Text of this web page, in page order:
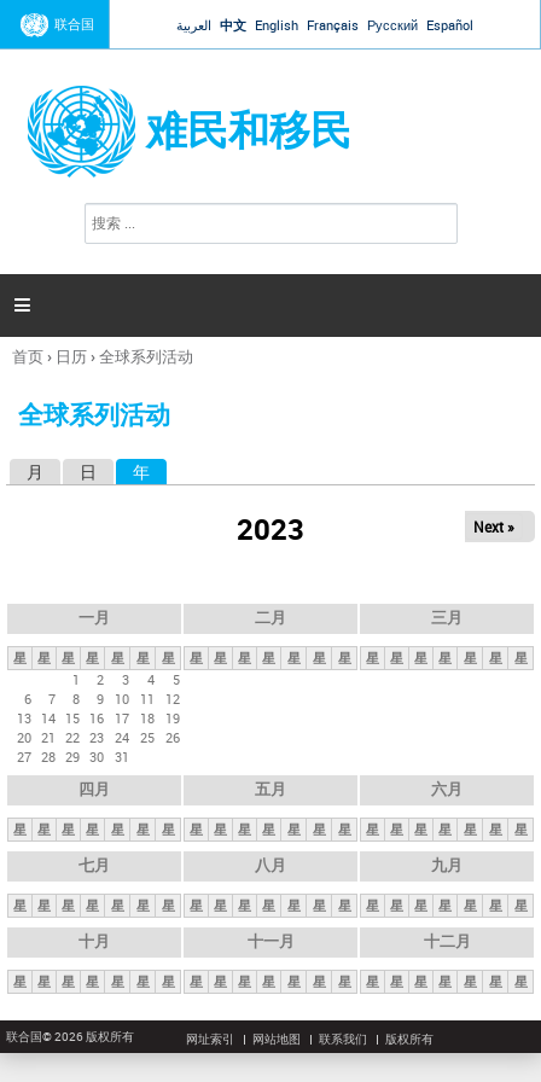
Jump to navigation
联合国 العربية 中文 English Français Русский Español
难民和移民
搜
索

你
这
首页› 日历›全球系列活动
全球系列活动
月 日 年
2023 Next »
一月
星 星 星 星 星 星
星
1
2 3 4
5
6
7 8 9 10 11
12
13 14 15 16 17 18
19
20 21 22 23 24 25 26
27 28 29 30 31
二月
星 星 星 星 星 星 星
三月
星 星 星 星 星 星 星
四月
星 星 星 星 星 星 星
五月
星 星 星 星 星 星 星
六月
星 星 星 星 星 星 星
七月
星 星 星 星 星 星 星
八月
星 星 星 星 星 星 星
九月
星 星 星 星 星 星 星
十月
星 星 星 星 星 星 星
十一月
星 星 星 星 星 星 星
十二月
星 星 星 星 星 星 星
联合国© 2026 版权所有 网址索引 网站地图 联系我们 版权所有